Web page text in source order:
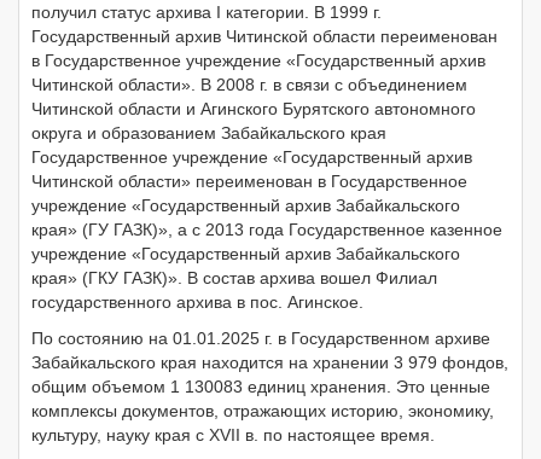
получил статус архива I категории. В 1999 г.
Государственный архив Читинской области переименован
в Государственное учреждение «Государственный архив
Читинской области». В 2008 г. в связи с объединением
Читинской области и Агинского Бурятского автономного
округа и образованием Забайкальского края
Государственное учреждение «Государственный архив
Читинской области» переименован в Государственное
учреждение «Государственный архив Забайкальского
края» (ГУ ГАЗК)», а с 2013 года Государственное казенное
учреждение «Государственный архив Забайкальского
края» (ГКУ ГАЗК)». В состав архива вошел Филиал
государственного архива в пос. Агинское.
По состоянию на 01.01.2025 г. в Государственном архиве
Забайкальского края находится на хранении 3 979 фондов,
общим объемом 1 130083 единиц хранения. Это ценные
комплексы документов, отражающих историю, экономику,
культуру, науку края с XVII в. по настоящее время.